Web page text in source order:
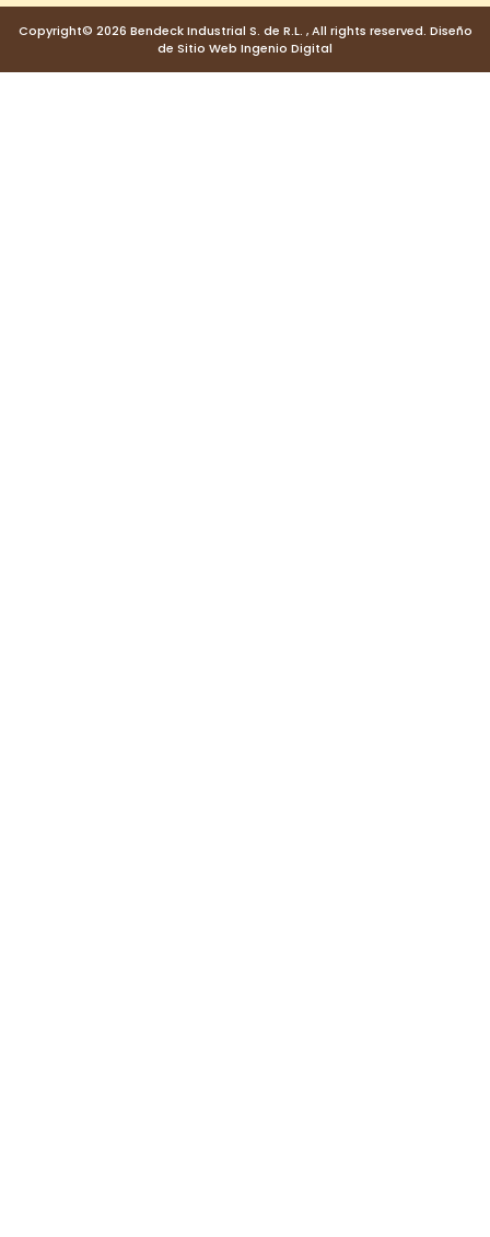
Copyright© 2026 Bendeck Industrial S. de R.L. , All rights reserved. Diseño
de Sitio Web Ingenio Digital